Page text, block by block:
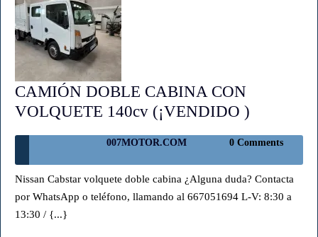
CAMIÓN DOBLE CABINA CON
VOLQUETE 140cv (¡VENDIDO )
CABINA
CON
007MOTOR.COM 007MOTOR.COM
0 Comments
Nissan Cabstar volquete doble cabina ¿Alguna duda? Contacta
por WhatsApp o teléfono, llamando al 667051694 L-V: 8:30 a
13:30 / {...}